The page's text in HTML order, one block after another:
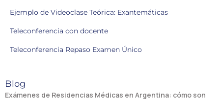
Ejemplo de Videoclase Teórica: Exantemáticas
Teleconferencia con docente
Teleconferencia Repaso Examen Único
Blog
Exámenes de Residencias Médicas en Argentina: cómo son